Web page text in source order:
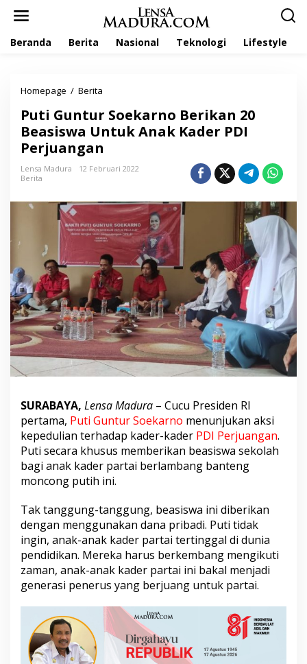
Beranda Berita Nasional Teknologi Lifestyle
Homepage / Berita
t
i
G
n
r
S
o
e
k
a
r
n
o
B
e
r
k
a
0
B
e
a
s
s
a
U
n
t
u
k
A
a
K
Puti Guntur Soekarno Berikan 20
Beasiswa Untuk Anak Kader PDI
Perjuangan
Lensa Madura
12 Februari 2022
Berita
SURABAYA, Lensa Madura – Cucu Presiden RI
pertama, Puti Guntur Soekarno menunjukan aksi
kepedulian terhadap kader-kader PDI Perjuangan.
Puti secara khusus memberikan beasiswa sekolah
bagi anak kader partai berlambang banteng
moncong putih ini.
Tak tanggung-tanggung, beasiswa ini diberikan
dengan menggunakan dana pribadi. Puti tidak
ingin, anak-anak kader partai tertinggal di dunia
pendidikan. Mereka harus berkembang mengikuti
zaman, anak-anak kader partai ini bakal menjadi
generasi penerus yang berjuang untuk partai.